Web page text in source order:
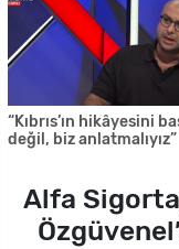
“Kıbrıs’ın hikâyesini
değil, biz anlatmalıyız”
Alfa